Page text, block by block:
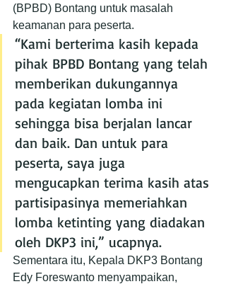
(BPBD) Bontang untuk masalah
keamanan para peserta.
“Kami berterima kasih kepada
pihak BPBD Bontang yang telah
memberikan dukungannya
pada kegiatan lomba ini
sehingga bisa berjalan lancar
dan baik. Dan untuk para
peserta, saya juga
mengucapkan terima kasih atas
partisipasinya memeriahkan
lomba ketinting yang diadakan
oleh DKP3 ini,” ucapnya.
Sementara itu, Kepala DKP3 Bontang
Edy Foreswanto menyampaikan,